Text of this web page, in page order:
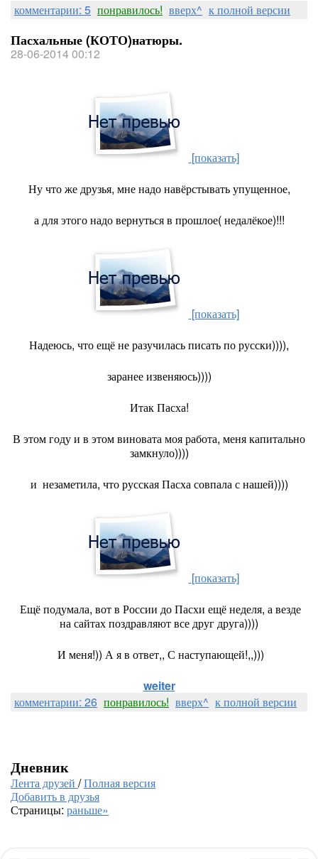
комментарии: 5 понравилось! вверх^ к полной версии
Пасхальные (КОТО)натюры.
28-06-2014 00:12
[показать]
Ну что же друзья, мне надо навёрстывать упущенное,
а для этого надо вернуться в прошлое( недалёкое)!!!
[показать]
Надеюсь, что ещё не разучилась писать по русски)))),
заранее извеняюсь))))
Итак Пасха!
В этом году и в этом виновата моя работа, меня капитально
замкнуло))))
и незаметила, что русская Пасха совпала с нашей))))
[показать]
Ещё подумала, вот в России до Пасхи ещё неделя, а везде
на сайтах поздравляют все друг друга))))
И меня!)) А я в ответ,, С наступающей!,,)))
weiter
комментарии: 26 понравилось! вверх^ к полной версии
Дневник
Лента друзей /Полная версия
Добавить в друзья
Страницы: раньше»